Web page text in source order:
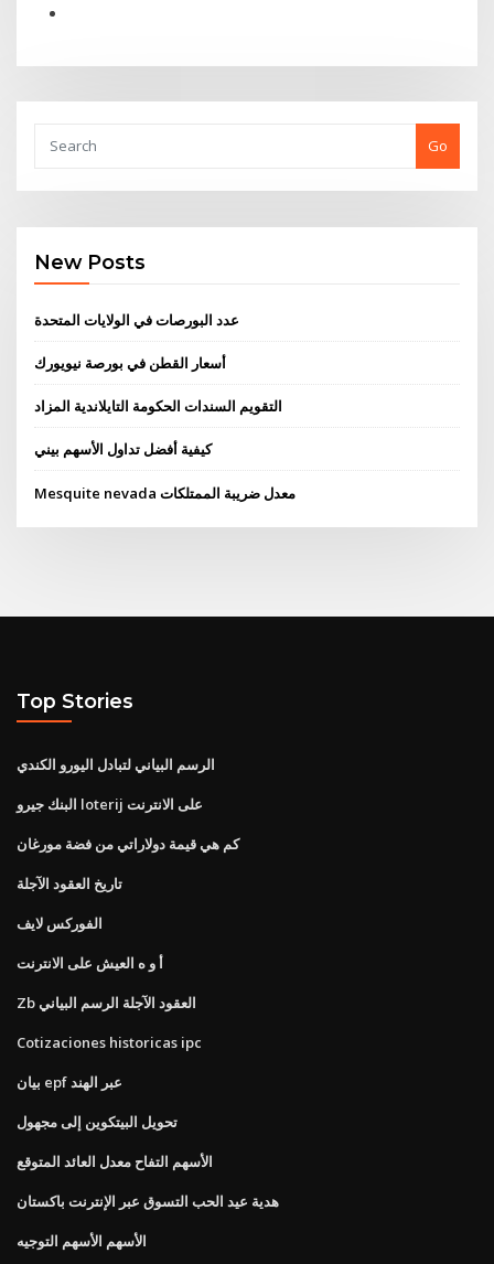
Go
New Posts
عدد البورصات في الولايات المتحدة
أسعار القطن في بورصة نيويورك
التقويم السندات الحكومة التايلاندية المزاد
كيفية أفضل تداول الأسهم بيني
Mesquite nevada معدل ضريبة الممتلكات
Top Stories
الرسم البياني لتبادل اليورو الكندي
البنك جيرو loterij على الانترنت
كم هي قيمة دولاراتي من فضة مورغان
تاريخ العقود الآجلة
الفوركس لايف
أ و ه العيش على الانترنت
Zb العقود الآجلة الرسم البياني
Cotizaciones historicas ipc
بيان epf عبر الهند
تحويل البيتكوين إلى مجهول
الأسهم التفاح معدل العائد المتوقع
هدية عيد الحب التسوق عبر الإنترنت باكستان
الأسهم الأسهم التوجيه